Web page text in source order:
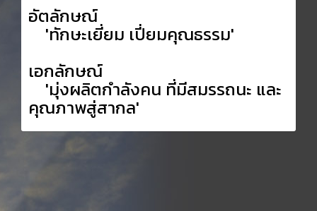
อัตลักษณ์
'ทักษะเยี่ยม เปี่ยมคุณธรรม'
เอกลักษณ์
'มุ่งผลิตกำลังคน ที่มีสมรรถนะ และ
คุณภาพสู่สากล'